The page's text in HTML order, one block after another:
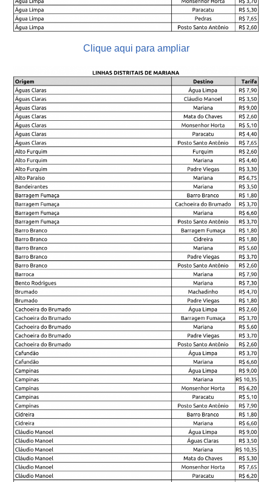
Clique aqui para ampliar